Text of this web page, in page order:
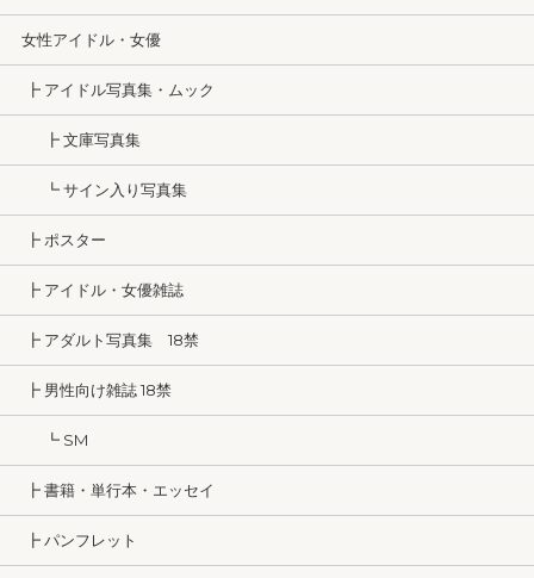
女性アイドル・女優
┣ アイドル写真集・ムック
┣ 文庫写真集
┗ サイン入り写真集
┣ ポスター
┣ アイドル・女優雑誌
┣ アダルト写真集 18禁
┣ 男性向け雑誌 18禁
┗ SM
┣ 書籍・単行本・エッセイ
┣ パンフレット